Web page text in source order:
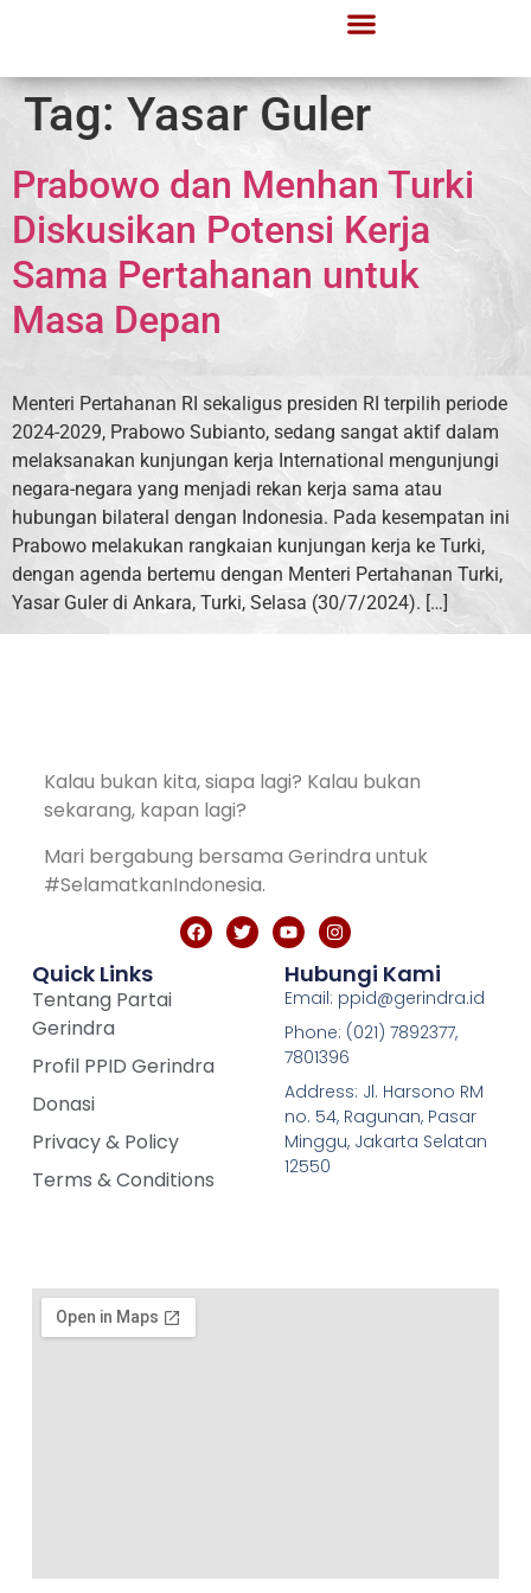
Tag: Yasar Guler
Prabowo dan Menhan Turki
Diskusikan Potensi Kerja
Sama Pertahanan untuk
Masa Depan
Menteri Pertahanan RI sekaligus presiden RI terpilih periode
2024-2029, Prabowo Subianto, sedang sangat aktif dalam
melaksanakan kunjungan kerja International mengunjungi
negara-negara yang menjadi rekan kerja sama atau
hubungan bilateral dengan Indonesia. Pada kesempatan ini
Prabowo melakukan rangkaian kunjungan kerja ke Turki,
dengan agenda bertemu dengan Menteri Pertahanan Turki,
Yasar Guler di Ankara, Turki, Selasa (30/7/2024). […]
Kalau bukan kita, siapa lagi? Kalau bukan
sekarang, kapan lagi?
Mari bergabung bersama Gerindra untuk
#SelamatkanIndonesia.
Quick Links
Tentang Partai
Gerindra
Profil PPID Gerindra
Donasi
Privacy & Policy
Terms & Conditions
Hubungi Kami
Email: ppid@gerindra.id
Phone: (021) 7892377,
7801396
Address: Jl. Harsono RM
no. 54, Ragunan, Pasar
Minggu, Jakarta Selatan
12550